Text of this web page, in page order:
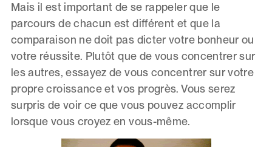
Mais il est important de se rappeler que le
parcours de chacun est différent et que la
comparaison ne doit pas dicter votre bonheur ou
votre réussite. Plutôt que de vous concentrer sur
les autres, essayez de vous concentrer sur votre
propre croissance et vos progrès. Vous serez
surpris de voir ce que vous pouvez accomplir
lorsque vous croyez en vous-même.